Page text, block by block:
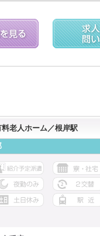
老人ホーム／根岸駅